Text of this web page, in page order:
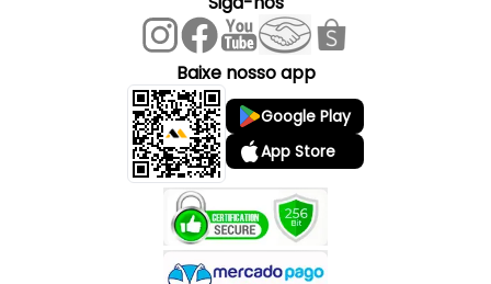
Baixe nosso app
Google Play
App Store